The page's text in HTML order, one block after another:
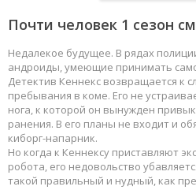
Почти человек 1 сезон
Недалекое будущее. В рядах
андроиды, умеющие принимать
Детектив Кеннекс возвращается к
пребывания в коме. Его не
нога, к которой он вынужден
ранения. В его планы не входит и
киборг-напарник.
Но когда к Кеннексу приставляют
робота, его недовольство
такой правильный и нудный, как